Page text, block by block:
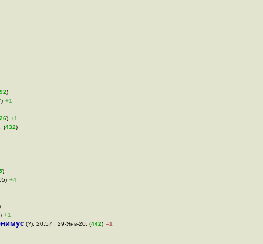
)
) +1
) +1
(432)
)
+4
) +1
(?), 20:57 , 29-Янв-20, (442) –1